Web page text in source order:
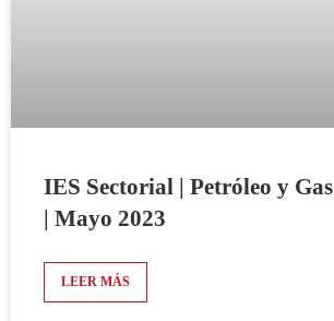
IES Sectorial | Petróleo y Gas
| Mayo 2023
LEER MÁS